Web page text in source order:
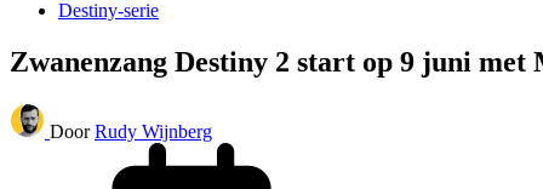
Destiny-serie
Zwanenzang Destiny 2 start op 9 juni
Door Rudy Wijnberg